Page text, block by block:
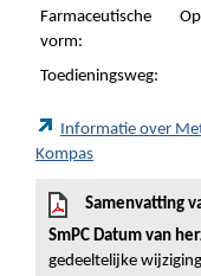
Farmaceutische
vorm:
Toedieningsweg:
Informatie over
Kompas
Samenvatting
SmPC Datum van
gedeeltelijke